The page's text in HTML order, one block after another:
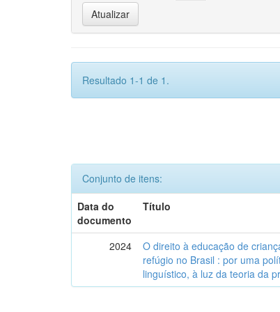
Resultado 1-1 de 1.
Conjunto de itens:
Data do
documento
Título
2024
O direito à educação de
refúgio no Brasil : por uma
linguístico, à luz da teoria da